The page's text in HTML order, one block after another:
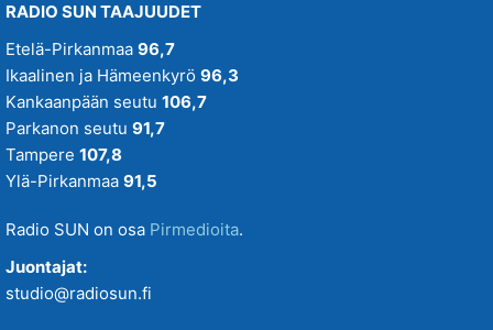
RADIO SUN TAAJUUDET
Etelä-Pirkanmaa 96,7
Ikaalinen ja Hämeenkyrö 96,3
Kankaanpään seutu 106,7
Parkanon seutu 91,7
Tampere 107,8
Ylä-Pirkanmaa 91,5
Radio SUN on osa Pirmedioita.
Juontajat:
studio@radiosun.fi